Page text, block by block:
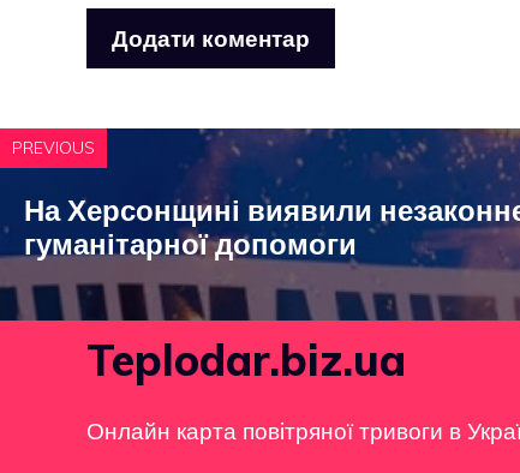
PREVIOUS
На Херсонщині виявили
гуманітарної допомоги
Teplodar.biz.ua
Онлайн карта повітряної тривоги в